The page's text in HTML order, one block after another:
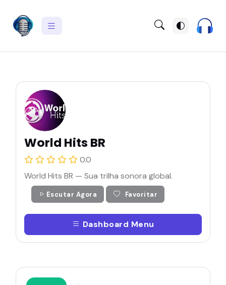
World Hits BR
0.0
World Hits BR — Sua trilha sonora global.
Escutar Agora Favoritar
Dashboard Menu